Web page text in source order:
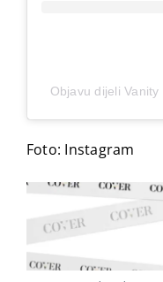
Objavu dijeli
Foto: Instagram